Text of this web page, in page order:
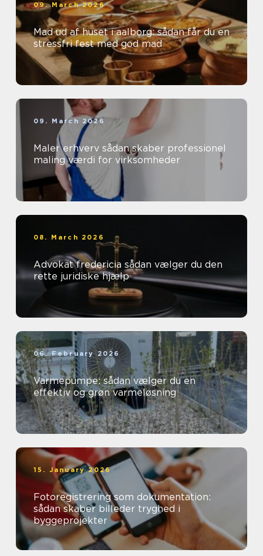
09. March 2026
Mad ud af huset i aalborg: sådan får du en
stressfri fest med god mad
09. March 2026
Maler erhverv sådan skaber professionel
maling værdi for virksomheder
08. March 2026
Advokat fredericia sådan vælger du den
rette juridiske hjælp
06. February 2026
Varmepumpe: sådan vælger du en
effektiv og grøn varmeløsning
15. January 2026
Fotoregistrering som dokumentation:
sådan skaber billeder tryghed i
byggeprojekter